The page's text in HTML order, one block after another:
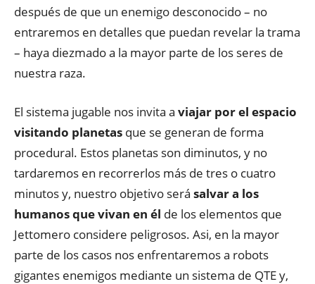
después de que un enemigo desconocido – no
entraremos en detalles que puedan revelar la trama
– haya diezmado a la mayor parte de los seres de
nuestra raza.
El sistema jugable nos invita a viajar por el espacio
visitando planetas que se generan de forma
procedural. Estos planetas son diminutos, y no
tardaremos en recorrerlos más de tres o cuatro
minutos y, nuestro objetivo será salvar a los
humanos que vivan en él de los elementos que
Jettomero considere peligrosos. Asi, en la mayor
parte de los casos nos enfrentaremos a robots
gigantes enemigos mediante un sistema de QTE y,